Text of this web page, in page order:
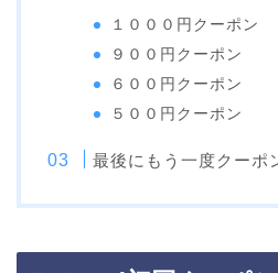
１０００円クーポン
９００円クーポン
６００円クーポン
５００円クーポン
最後にもう一度クーポ